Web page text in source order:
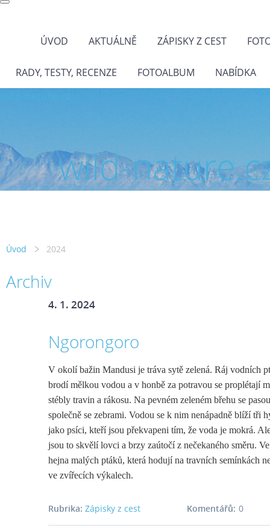
ÚVOD AKTUÁLNĚ ZÁPISKY Z CEST
RADY, TESTY, RECENZE FOTOALBUM NABÍDKA
wild-
Úvod 2024
Archiv
4. 1. 2024
Ngorongoro
V okolí bažin Mandusi je tráva sytě zelená. Ráj vodních
brodí mělkou vodou a v honbě za potravou se proplétají
stébly travin a rákosu. Na pevném zeleném břehu se
společně se zebrami. Vodou se k nim nenápadně blíží tři
jako psíci, kteří jsou překvapeni tím, že voda je mokrá.
jsou to skvělí lovci a brzy zaútočí z nečekaného směru.
hejna malých ptáků, která hodují na travních semínkách
ve zvířecích výkalech.
Rubrika: Zápisky z cest 0
Komentářů: